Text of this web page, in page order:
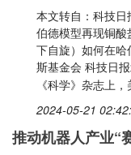
本文转自：科技
伯德模型再现铜
下自旋）如何在
斯基金会 科技日
《科学》杂志上
2024-05-21
推动机器人产业“